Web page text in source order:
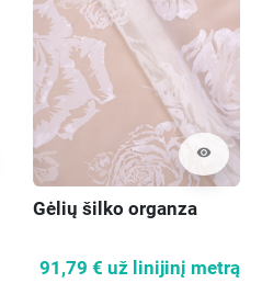
visibility
Gėlių šilko organza
91,79 € už linijinį metrą